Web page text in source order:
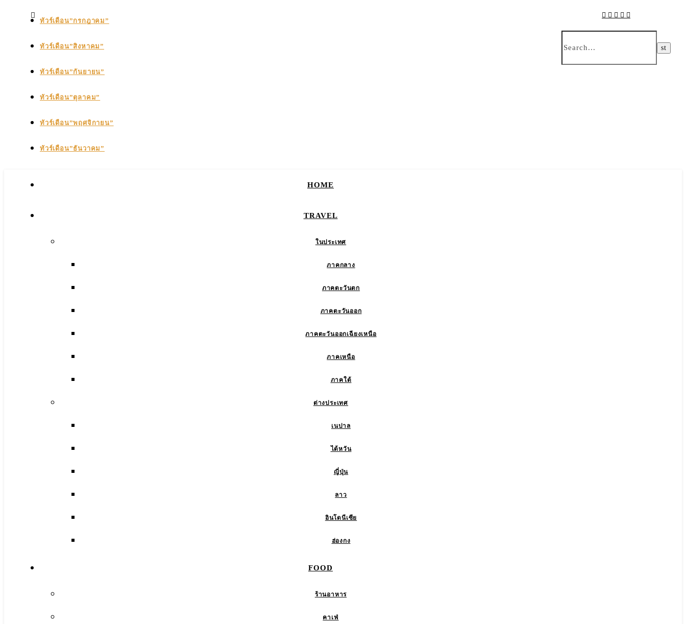
ทัวร์เดือน”กรกฎาคม”
ทัวร์เดือน”สิงหาคม”
ทัวร์เดือน”กันยายน”
ทัวร์เดือน”ตุลาคม”
ทัวร์เดือน”พฤศจิกายน”
ทัวร์เดือน”ธันวาคม”
HOME
TRAVEL
ในประเทศ
ภาคกลาง
ภาคตะวันตก
ภาคตะวันออก
ภาคตะวันออกเฉียงเหนือ
ภาคเหนือ
ภาคใต้
ต่างประเทศ
เนปาล
ไต้หวัน
ญี่ปุ่น
ลาว
อินโดนีเซีย
ฮ่องกง
FOOD
ร้านอาหาร
คาเฟ่